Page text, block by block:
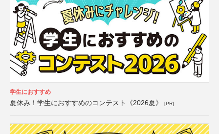
学生におすすめ
夏休み！学生におすすめのコンテスト《2026夏》 [PR]